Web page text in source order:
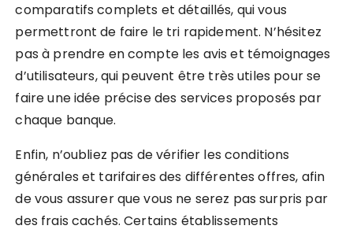
comparatifs complets et détaillés, qui vous
permettront de faire le tri rapidement. N’hésitez
pas à prendre en compte les avis et témoignages
d’utilisateurs, qui peuvent être très utiles pour se
faire une idée précise des services proposés par
chaque banque.
Enfin, n’oubliez pas de vérifier les conditions
générales et tarifaires des différentes offres, afin
de vous assurer que vous ne serez pas surpris par
des frais cachés. Certains établissements